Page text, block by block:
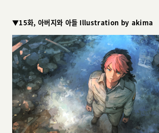
▼15화, 아버지와 아들 Illustration by akima